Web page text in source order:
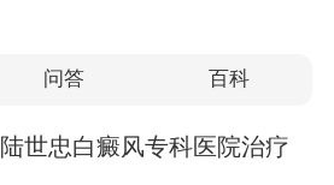
问答 百科
陆世忠白癜风专科医院治疗